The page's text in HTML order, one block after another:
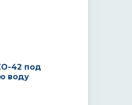
42 под
воду